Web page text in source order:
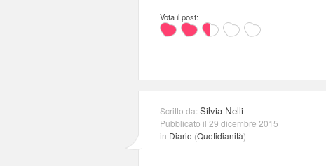
Vota il post:
Scritto da:Silvia Nelli
Pubblicato il 29 dicembre 2015
in Diario (Quotidianità)